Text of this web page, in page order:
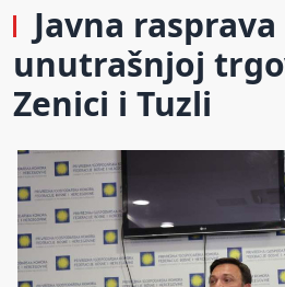
Javna
unutrašnjoj
Zenici i Tuzli